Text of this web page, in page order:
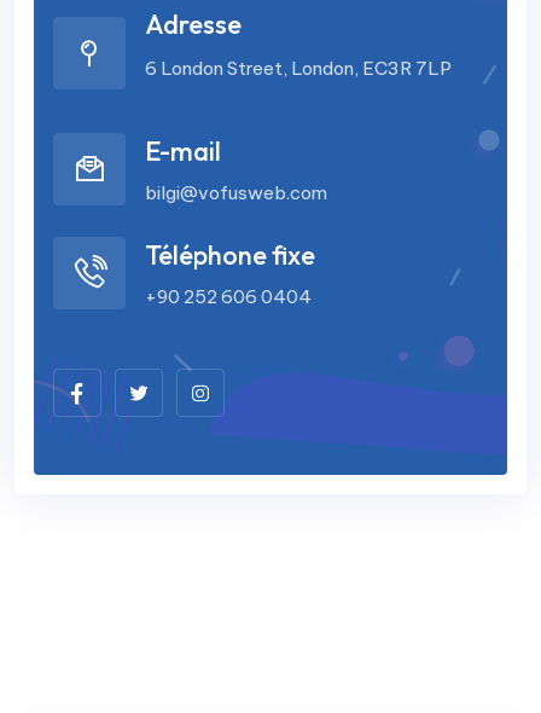
Adresse
6 London Street, London, EC3R 7LP
E-mail
bilgi@vofusweb.com
Téléphone fixe
+90 252 606 0404